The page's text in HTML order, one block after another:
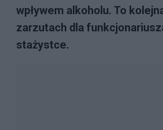
wpływem alkoholu. To
zarzutach dla
stażystce.